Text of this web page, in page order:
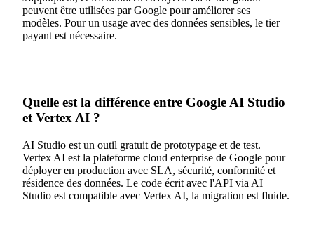
peuvent être utilisées par Google pour améliorer ses
modèles. Pour un usage avec des données sensibles, le tier
payant est nécessaire.
Quelle est la différence entre Google AI Studio
et Vertex AI ?
AI Studio est un outil gratuit de prototypage et de test.
Vertex AI est la plateforme cloud enterprise de Google pour
déployer en production avec SLA, sécurité, conformité et
résidence des données. Le code écrit avec l'API via AI
Studio est compatible avec Vertex AI, la migration est fluide.